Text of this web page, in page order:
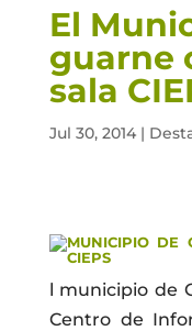
El
guarne
sala
Jul 30, 2014|
l municipio de
Centro de